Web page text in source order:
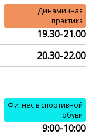
Динамичная
практика
19.30-21.00
20.30-22.00
Фитнес в спортивной
обуви
9:00-10:00